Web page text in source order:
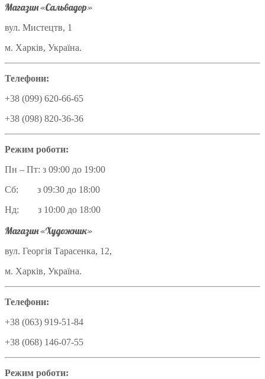
Магазин «Сальвадор»
вул. Мистецтв, 1
м. Харків, Україна.
Телефони:
+38 (099) 620-66-65
+38 (098) 820-36-36
Режим роботи:
Пн – Пт: з 09:00 до 19:00
Сб: з 09:30 до 18:00
Нд: з 10:00 до 18:00
Магазин «Художник»
вул. Георгія Тарасенка, 12,
м. Харків, Україна.
Телефони:
+38 (063) 919-51-84
+38 (068) 146-07-55
Режим роботи: